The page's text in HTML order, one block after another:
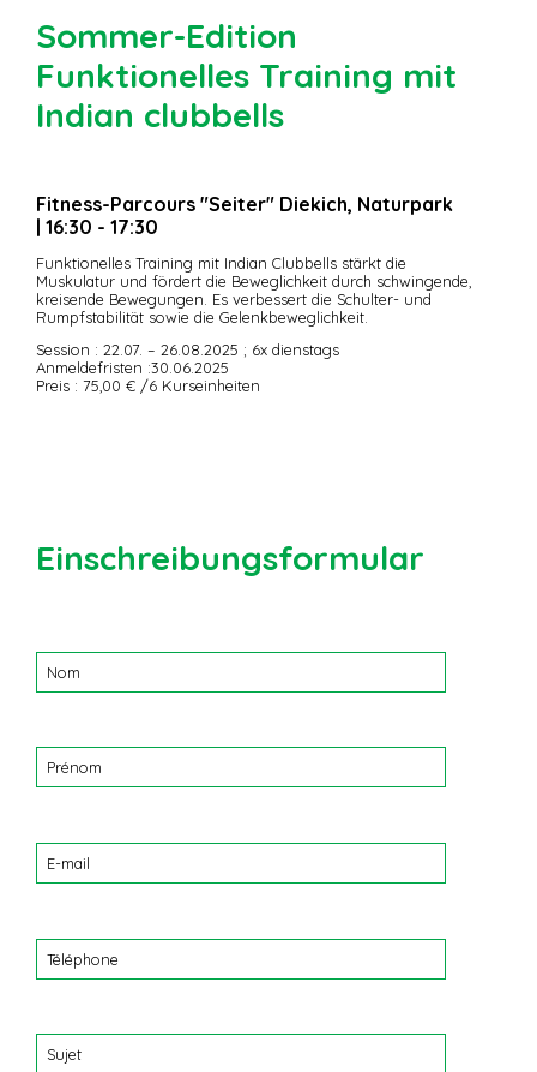
Sommer-Edition
Funktionelles Training mit
Indian clubbells
Fitness-Parcours "Seiter" Diekich, Naturpark
| 16:30 - 17:30
Funktionelles Training mit Indian Clubbells stärkt die
Muskulatur und fördert die Beweglichkeit durch schwingende,
kreisende Bewegungen. Es verbessert die Schulter- und
Rumpfstabilität sowie die Gelenkbeweglichkeit.
Session : 22.07. – 26.08.2025 ; 6x dienstags
Anmeldefristen :30.06.2025
Preis : 75,00 € /6 Kurseinheiten
Einschreibungsformular